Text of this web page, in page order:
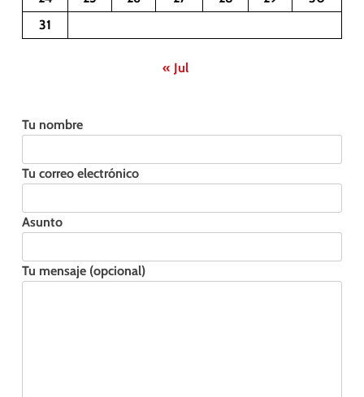
31
« Jul
Tu nombre
Tu correo electrónico
Asunto
Tu mensaje (opcional)